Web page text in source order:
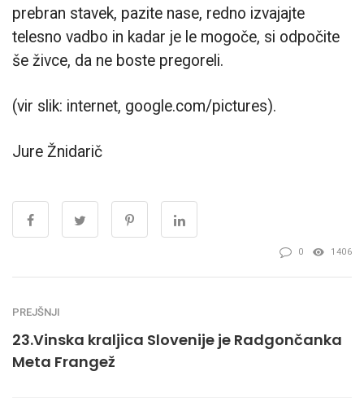
prebran stavek, pazite nase, redno izvajajte
telesno vadbo in kadar je le mogoče, si odpočite
še živce, da ne boste pregoreli.
(vir slik: internet, google.com/pictures).
Jure Žnidarič
0 1406
PREJŠNJI
23.Vinska kraljica Slovenije je Radgončanka
Meta Frangež